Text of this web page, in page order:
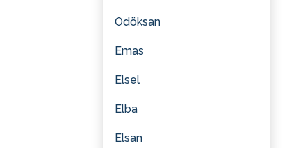
Odöksan
Emas
Elsel
Elba
Elsan